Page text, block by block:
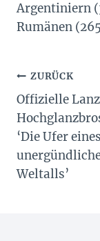
Argentiniern
Rumänen
ZURÜCK
Offizielle
‘Die Ufer eines
Weltalls’